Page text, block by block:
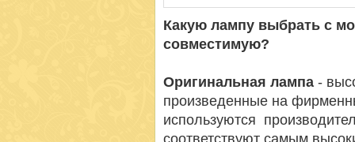
Какую лампу выбрать с
совместимую?
Оригинальная лампа -
произведенные на
используются
соответствуют самым